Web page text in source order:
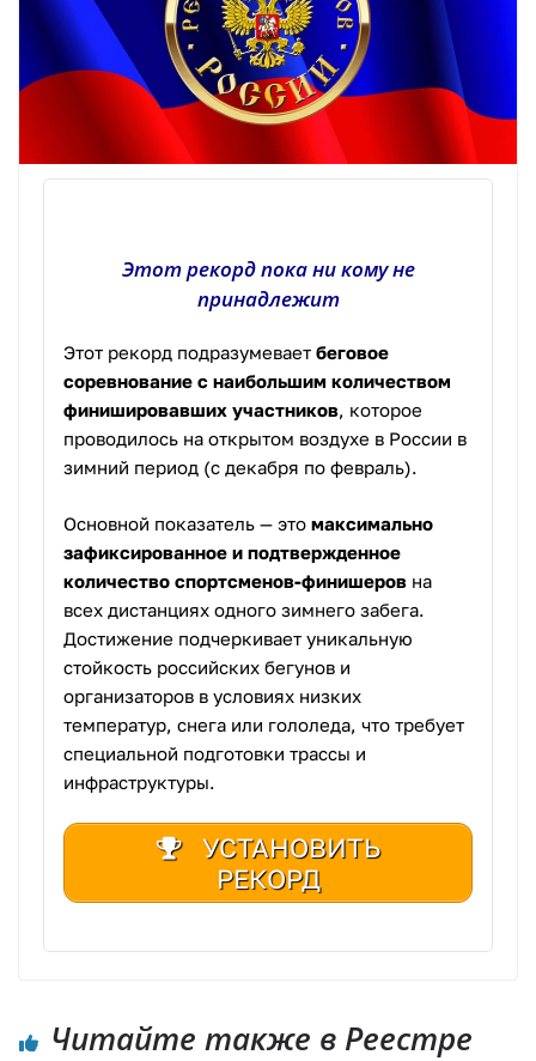
Этот рекорд пока ни кому не
принадлежит
Этот рекорд подразумевает беговое
соревнование с наибольшим количеством
финишировавших участников, которое
проводилось на открытом воздухе в России в
зимний период (с декабря по февраль).
Основной показатель — это максимально
зафиксированное и подтвержденное
количество спортсменов-финишеров на
всех дистанциях одного зимнего забега.
Достижение подчеркивает уникальную
стойкость российских бегунов и
организаторов в условиях низких
температур, снега или гололеда, что требует
специальной подготовки трассы и
инфраструктуры.
УСТАНОВИТЬ
РЕКОРД
Читайте также в Реестре